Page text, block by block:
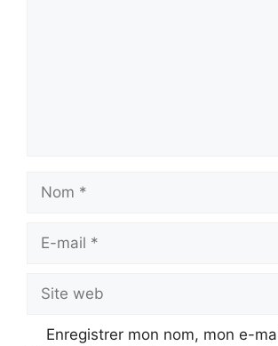
mail
web
Enregistrer mon nom, mon e-